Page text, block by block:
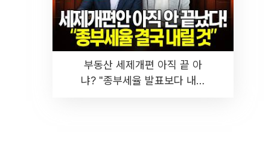
부동산 세제개편 아직 끝 아
냐? "종부세율 발표보다 내릴